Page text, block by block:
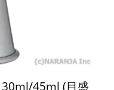
30ml/45ml (目盛